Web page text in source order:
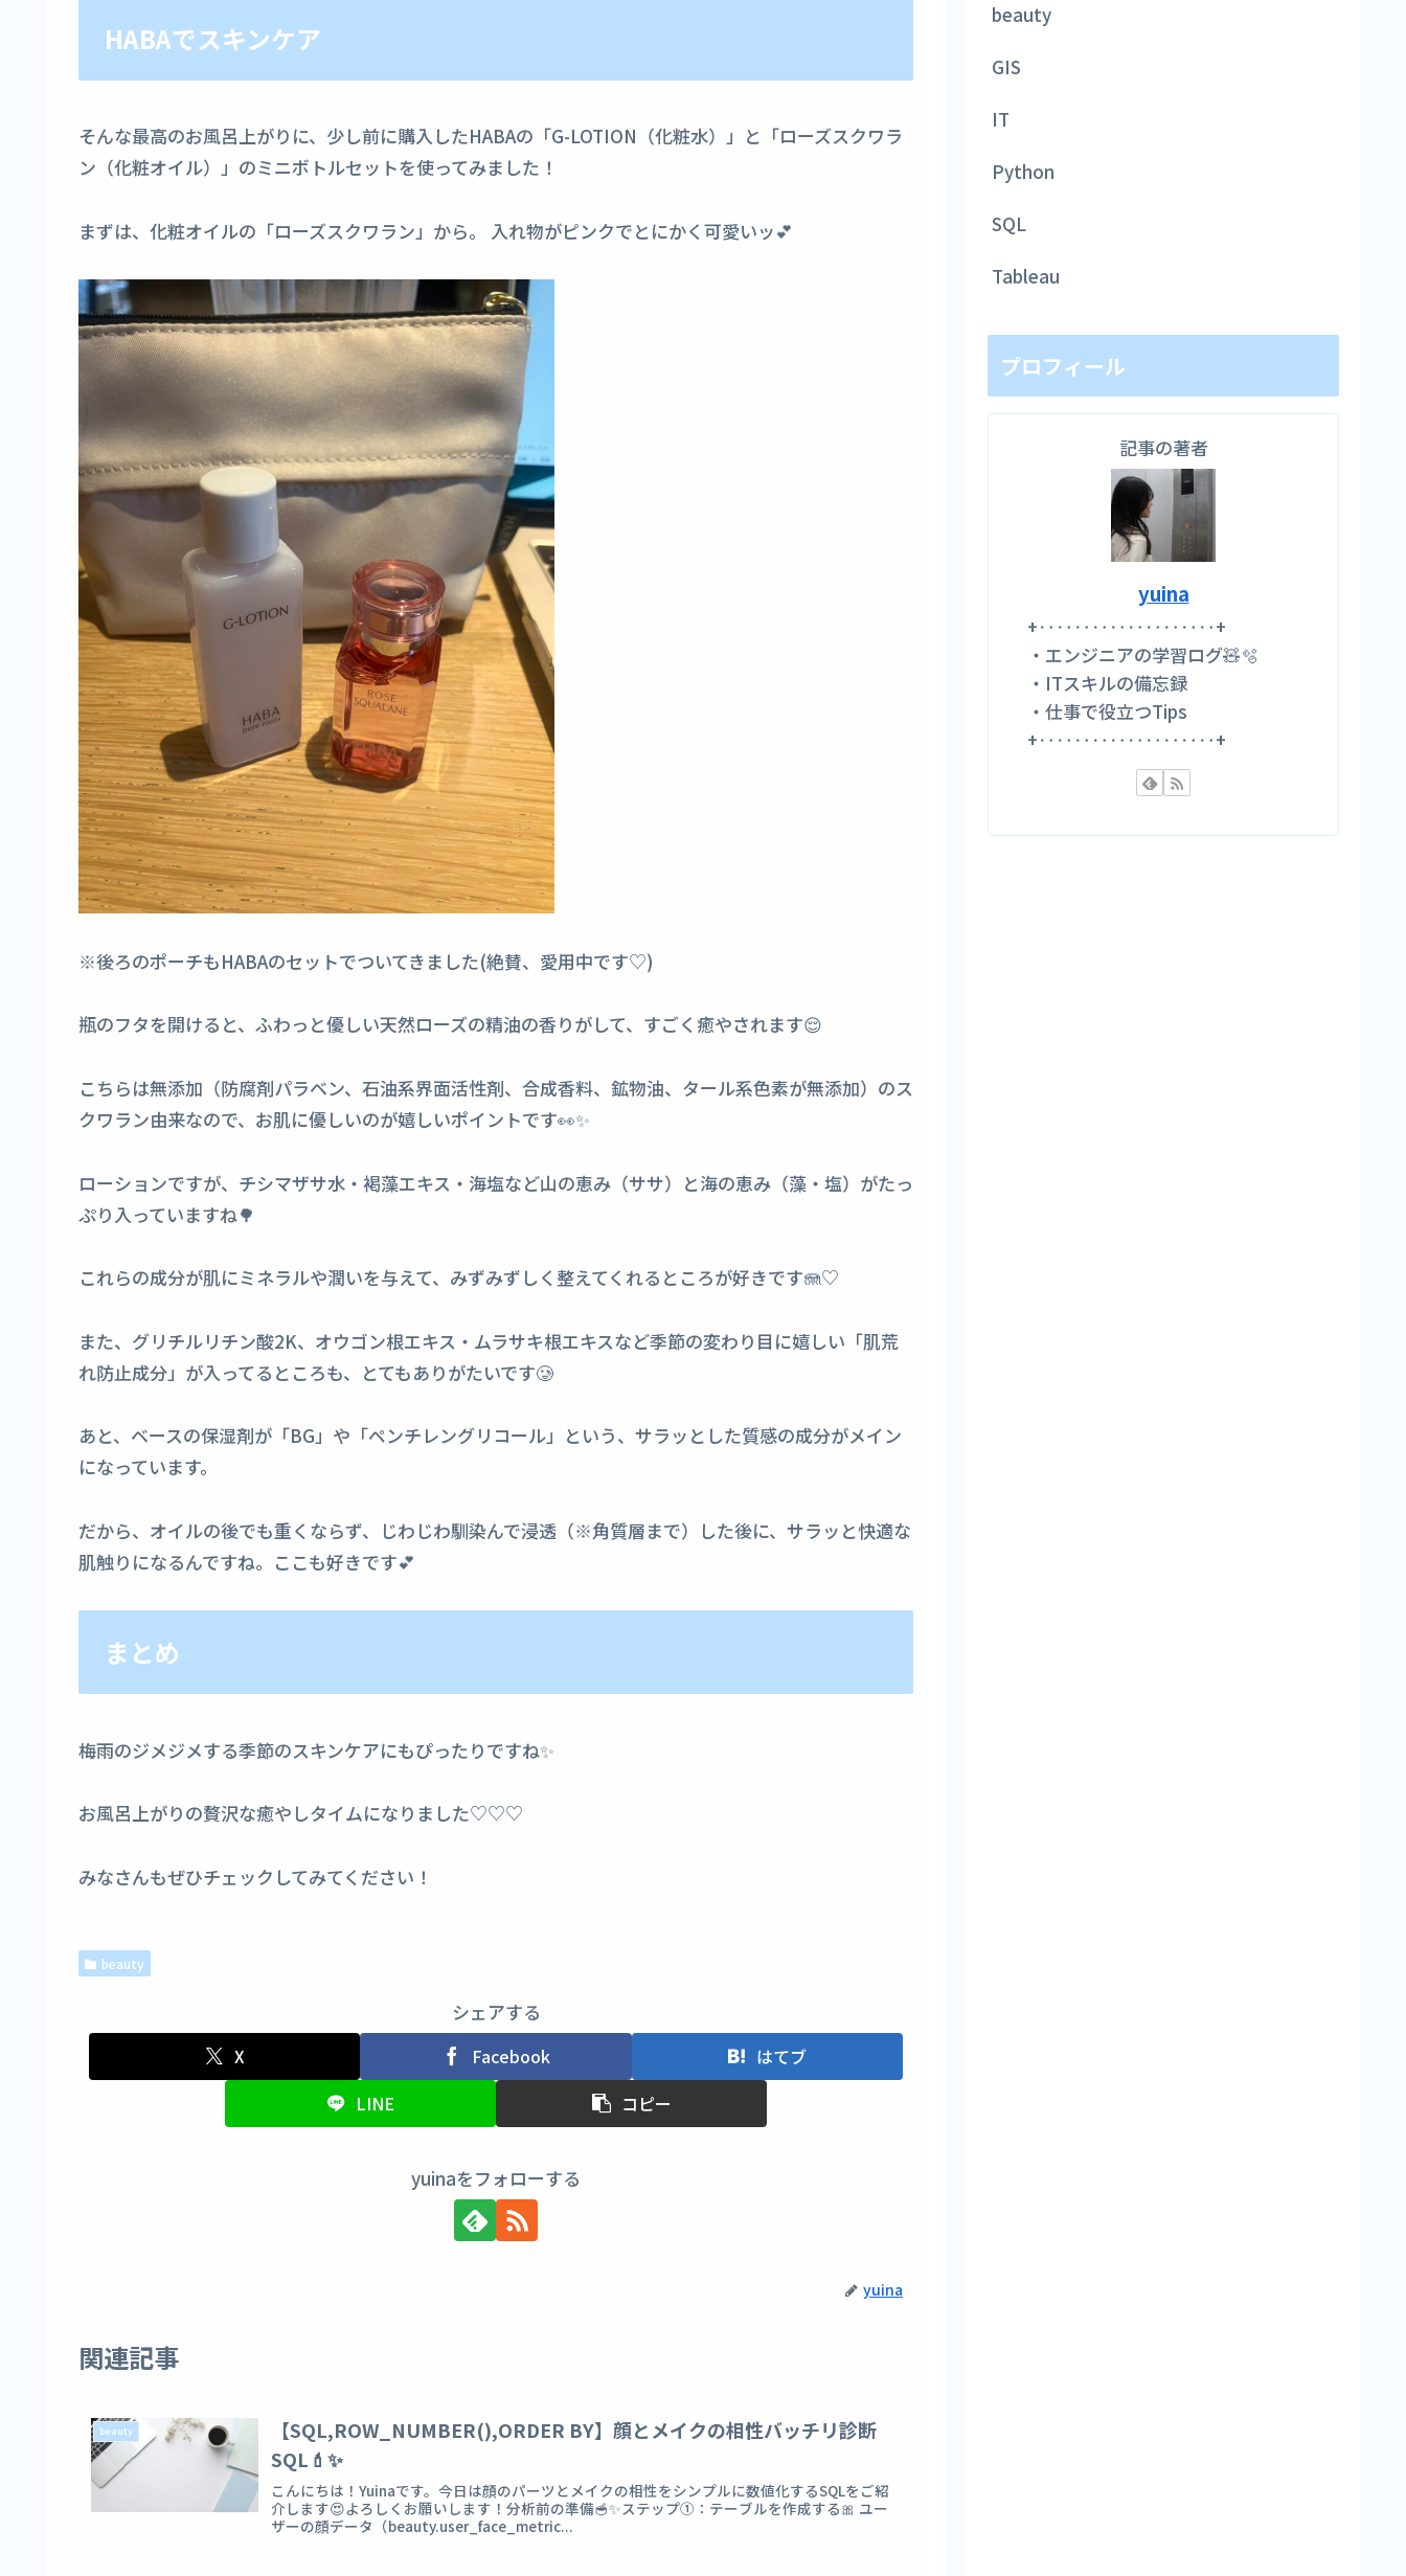
HABAでスキンケア
そんな最高のお風呂上がりに、少し前に購入したHABAの「G-LOTION（化粧水）」と「ローズスクワラ
ン（化粧オイル）」のミニボトルセットを使ってみました！
まずは、化粧オイルの「ローズスクワラン」から。 入れ物がピンクでとにかく可愛いッ💕
※後ろのポーチもHABAのセットでついてきました(絶賛、愛用中です♡)
瓶のフタを開けると、ふわっと優しい天然ローズの精油の香りがして、すごく癒やされます😌
こちらは無添加（防腐剤パラベン、石油系界面活性剤、合成香料、鉱物油、タール系色素が無添加）のス
クワラン由来なので、お肌に優しいのが嬉しいポイントです👀✨
ローションですが、チシマザサ水・褐藻エキス・海塩など山の恵み（ササ）と海の恵み（藻・塩）がたっ
ぷり入っていますね🌳
これらの成分が肌にミネラルや潤いを与えて、みずみずしく整えてくれるところが好きです🪼♡
また、グリチルリチン酸2K、オウゴン根エキス・ムラサキ根エキスなど季節の変わり目に嬉しい「肌荒
れ防止成分」が入ってるところも、とてもありがたいです🥲
あと、ベースの保湿剤が「BG」や「ペンチレングリコール」という、サラッとした質感の成分がメイン
になっています。
だから、オイルの後でも重くならず、じわじわ馴染んで浸透（※角質層まで）した後に、サラッと快適な
肌触りになるんですね。ここも好きです💕
まとめ
梅雨のジメジメする季節のスキンケアにもぴったりですね✨
お風呂上がりの贅沢な癒やしタイムになりました♡♡♡
みなさんもぜひチェックしてみてください！
beauty
シェアする
X Facebook
はてブ
LINE
コピー
yuinaをフォローする
yuina
関連記事
beauty
【SQL,ROW_NUMBER(),ORDER BY】顔とメイクの相性バッチリ診断
SQL💄✨
こんにちは！Yuinaです。今日は顔のパーツとメイクの相性をシンプルに数値化するSQLをご紹
介します😍よろしくお願いします！分析前の準備🥣✨ステップ①：テーブルを作成する🎀 ユー
ザーの顔データ（beauty.user_face_metric...
beauty
GIS
IT
Python
SQL
Tableau
プロフィール
記事の著者
yuina
+‥‥‥‥‥‥‥‥‥‥+
・エンジニアの学習ログ🧸🫧
・ITスキルの備忘録
・仕事で役立つTips
+‥‥‥‥‥‥‥‥‥‥+